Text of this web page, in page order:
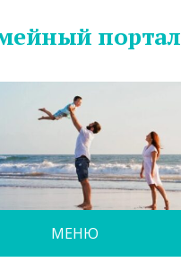
портал
МЕНЮ